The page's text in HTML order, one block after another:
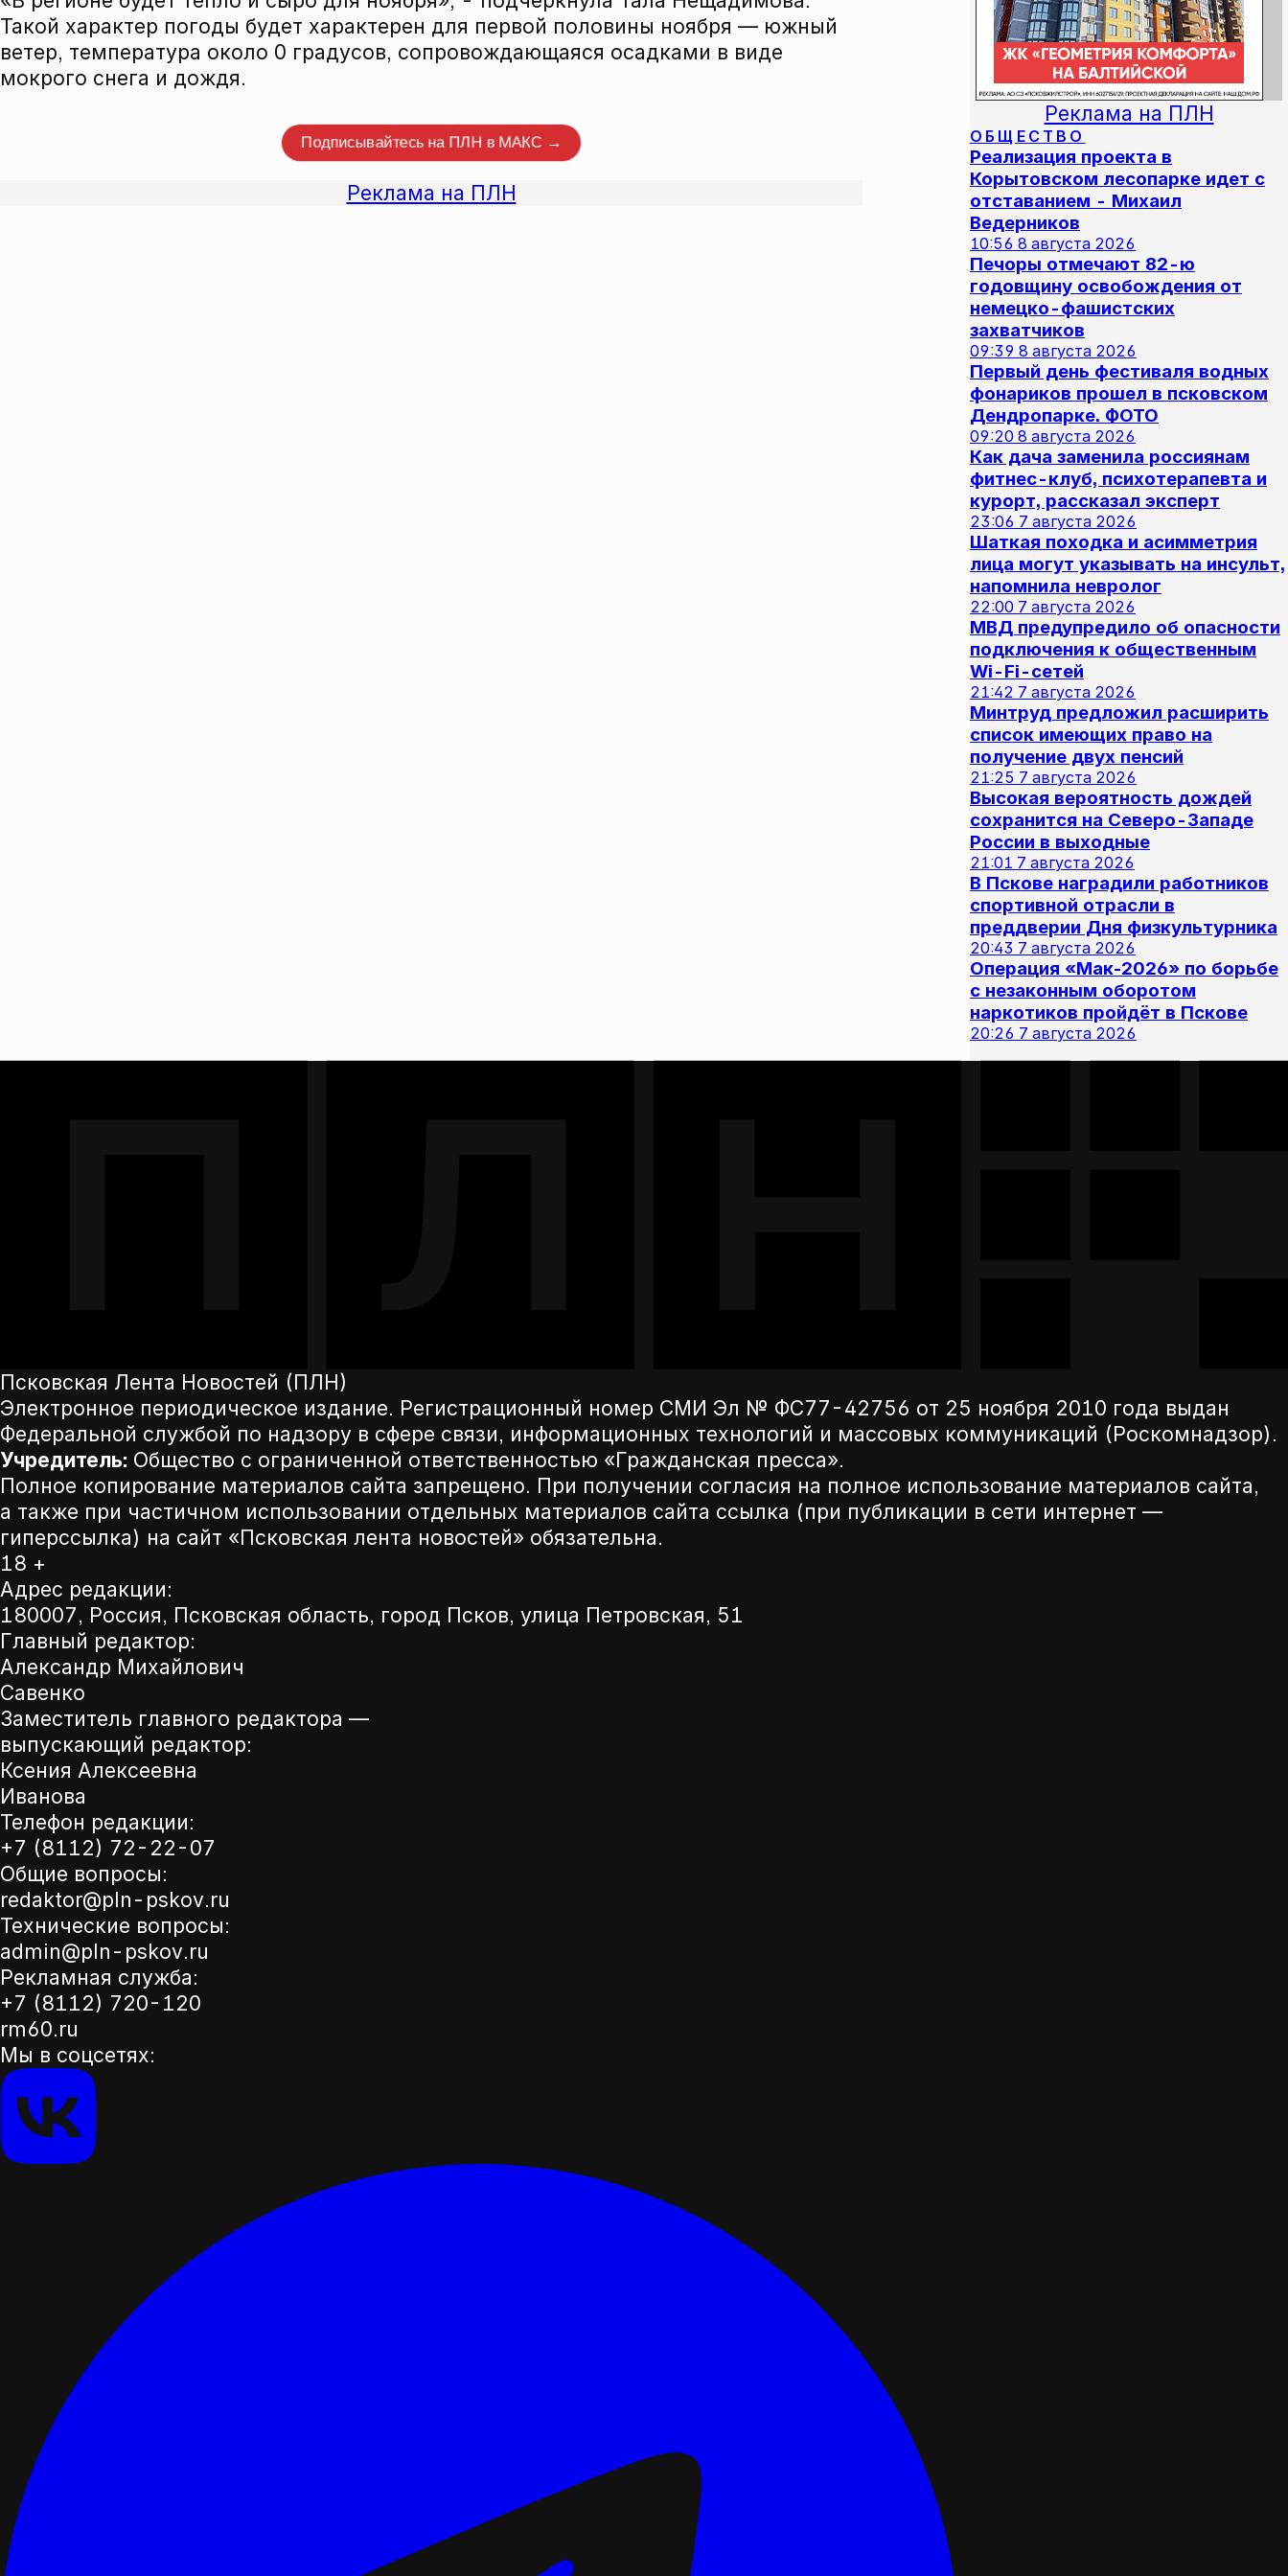
Такой характер погоды будет характерен для первой половины ноября — южный
ветер, температура около 0 градусов, сопровождающаяся осадками в виде
мокрого снега и дождя.
Подписывайтесь на ПЛН в МАКС →
Реклама на ПЛН
Реклама на ПЛН
ОБЩЕСТВО
Реализация проекта в
Корытовском лесопарке идет с
отставанием - Михаил
Ведерников
10:56 8 августа 2026
Печоры отмечают 82-ю
годовщину освобождения от
немецко-фашистских
захватчиков
09:39 8 августа 2026
Первый день фестиваля водных
фонариков прошел в псковском
Дендропарке. ФОТО
09:20 8 августа 2026
Как дача заменила россиянам
фитнес-клуб, психотерапевта и
курорт, рассказал эксперт
23:06 7 августа 2026
Шаткая походка и асимметрия
лица могут указывать на инсульт,
напомнила невролог
22:00 7 августа 2026
МВД предупредило об опасности
подключения к общественным
Wi-Fi-сетей
21:42 7 августа 2026
Минтруд предложил расширить
список имеющих право на
получение двух пенсий
21:25 7 августа 2026
Высокая вероятность дождей
сохранится на Северо-Западе
России в выходные
21:01 7 августа 2026
В Пскове наградили работников
спортивной отрасли в
преддверии Дня физкультурника
20:43 7 августа 2026
Операция «Мак‑2026» по борьбе
с незаконным оборотом
наркотиков пройдёт в Пскове
20:26 7 августа 2026
Псковская Лента Новостей (ПЛН)
Электронное периодическое издание. Регистрационный номер СМИ Эл № ФС77-42756 от 25 ноября 2010 года выдан
Федеральной службой по надзору в сфере связи, информационных технологий и массовых коммуникаций (Роскомнадзор).
Учредитель: Общество с ограниченной ответственностью «Гражданская пресса».
Полное копирование материалов сайта запрещено. При получении согласия на полное использование материалов сайта,
а также при частичном использовании отдельных материалов сайта ссылка (при публикации в сети интернет —
гиперссылка) на сайт «Псковская лента новостей» обязательна.
18 +
Адрес редакции:
180007, Россия, Псковская область, город Псков, улица Петровская, 51
Главный редактор:
Александр Михайлович
Савенко
Заместитель главного редактора —
выпускающий редактор:
Ксения Алексеевна
Иванова
Телефон редакции:
+7 (8112) 72-22-07
Общие вопросы:
redaktor@pln-pskov.ru
Технические вопросы:
admin@pln-pskov.ru
Рекламная служба:
+7 (8112) 720-120
rm60.ru
Мы в соцсетях: